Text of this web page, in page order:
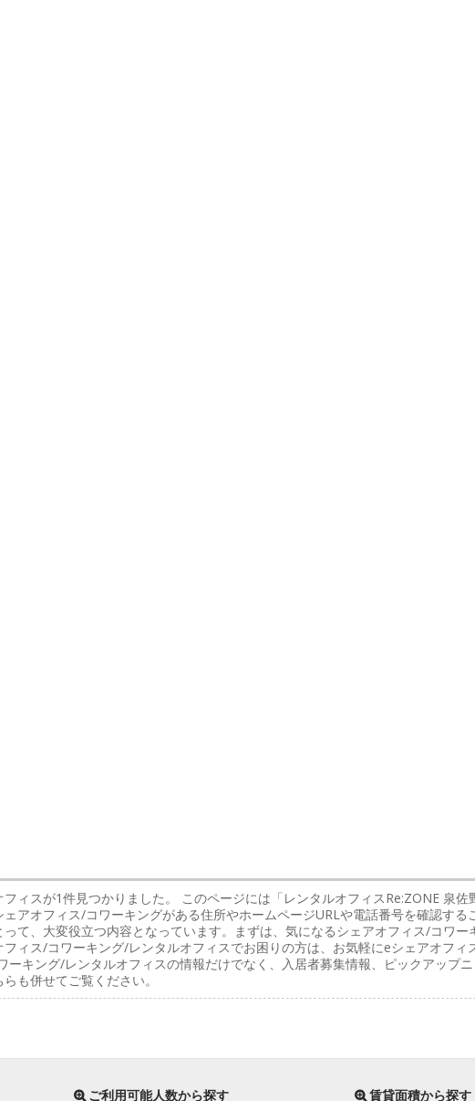
フィスが1件見つかりました。 このページには「レンタルオフィスRe:ZONE 泉
アオフィス/コワーキングがある住所やホームページURLや電話番号を確認す
て、大変役立つ内容となっています。まずは、気になるシェアオフィス/コワ
フィス/コワーキング/レンタルオフィスでお困りの方は、お気軽にeシェアオフ
ーキング/レンタルオフィスの情報だけでなく、入居者募集情報、ピックアップ
も併せてご覧ください。
ご利用可能人数から探す 賃貸面積から探す